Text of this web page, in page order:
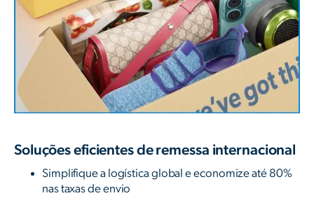
Soluções eficientes de remessa internacional
Simplifique a logística global e economize até 80%
nas taxas de envio